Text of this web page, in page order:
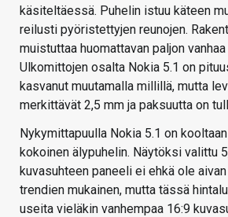
käsiteltäessä. Puhelin istuu käteen
reilusti pyöristettyjen reunojen.
muistuttaa huomattavan paljon
Ulkomittojen osalta Nokia 5.1 on
kasvanut muutamalla millillä, mutta
merkittävät 2,5 mm ja paksuutta on
Nykymittapuulla Nokia 5.1 on
kokoinen älypuhelin. Näytöksi valittu
kuvasuhteen paneeli ei ehkä ole
trendien mukainen, mutta tässä
useita vieläkin vanhempaa 16:9